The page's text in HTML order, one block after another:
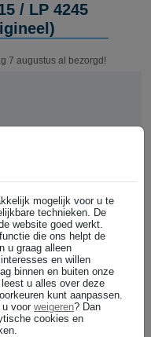
/ LP 4245
7 augustus al bezorgd!
cartridge zwart
mogelijk voor u te
technieken. De
website goed werkt.
die ons helpt de
u graag alleen
en willen
binnen en buiten onze
leest u alles over deze
kunt aanpassen.
voor weigeren? Dan
cookies en